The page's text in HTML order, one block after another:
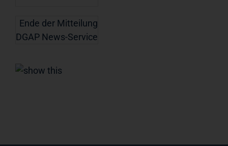
Ende der Mitteilung
DGAP News-Service